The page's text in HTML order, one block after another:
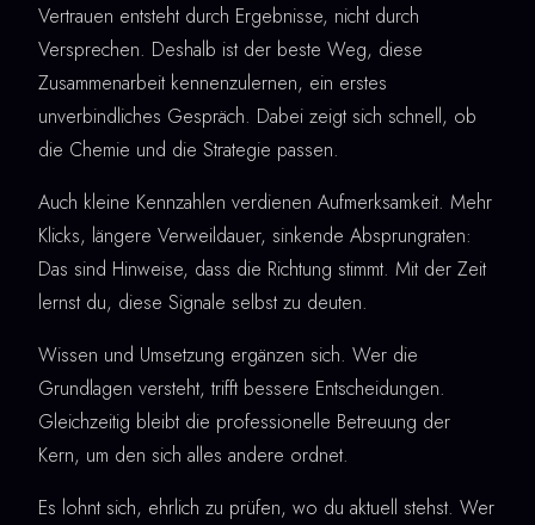
Vertrauen entsteht durch Ergebnisse, nicht durch
Versprechen. Deshalb ist der beste Weg, diese
Zusammenarbeit kennenzulernen, ein erstes
unverbindliches Gespräch. Dabei zeigt sich schnell, ob
die Chemie und die Strategie passen.
Auch kleine Kennzahlen verdienen Aufmerksamkeit. Mehr
Klicks, längere Verweildauer, sinkende Absprungraten:
Das sind Hinweise, dass die Richtung stimmt. Mit der Zeit
lernst du, diese Signale selbst zu deuten.
Wissen und Umsetzung ergänzen sich. Wer die
Grundlagen versteht, trifft bessere Entscheidungen.
Gleichzeitig bleibt die professionelle Betreuung der
Kern, um den sich alles andere ordnet.
Es lohnt sich, ehrlich zu prüfen, wo du aktuell stehst. Wer